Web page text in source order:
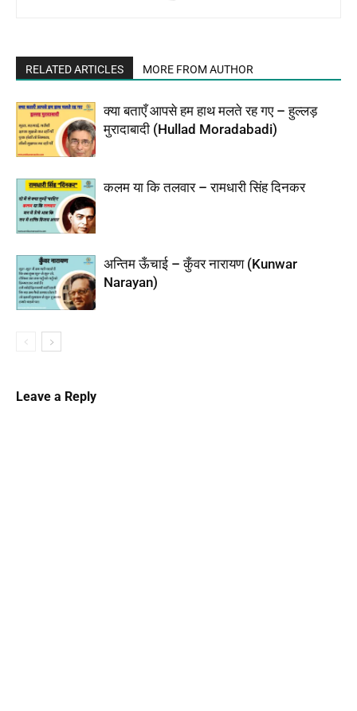
RELATED ARTICLES MORE FROM AUTHOR
क्या बताएँ आपसे हम हाथ मलते रह गए – हुल्लड़
मुरादाबादी (Hullad Moradabadi)
कलम या कि तलवार – रामधारी सिंह दिनकर
अन्तिम ऊँचाई – कुँवर नारायण (Kunwar
Narayan)
Leave a Reply